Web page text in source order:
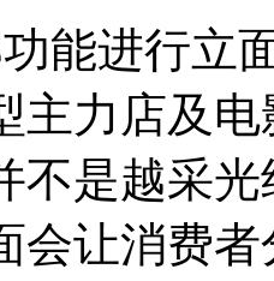
能进行立
主力店及
不是越采
会让消费